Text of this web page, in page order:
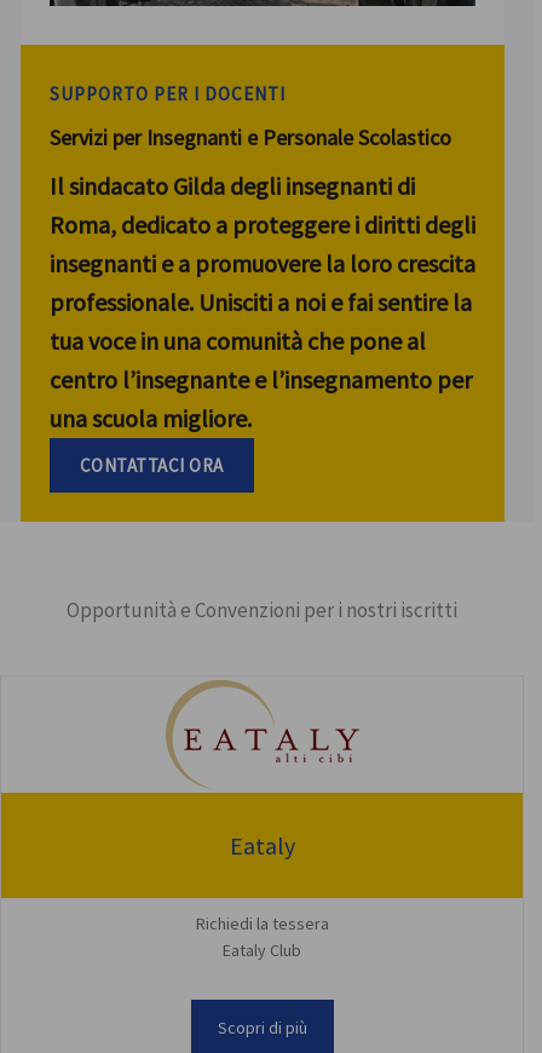
SUPPORTO PER I DOCENTI
Servizi per Insegnanti e Personale Scolastico
Il sindacato Gilda degli insegnanti di
Roma, dedicato a proteggere i diritti degli
insegnanti e a promuovere la loro crescita
professionale. Unisciti a noi e fai sentire la
tua voce in una comunità che pone al
centro l’insegnante e l’insegnamento per
una scuola migliore.
CONTATTACI ORA
Opportunità e Convenzioni per i nostri iscritti
Eataly
Richiedi la tessera
Eataly Club
Scopri di più